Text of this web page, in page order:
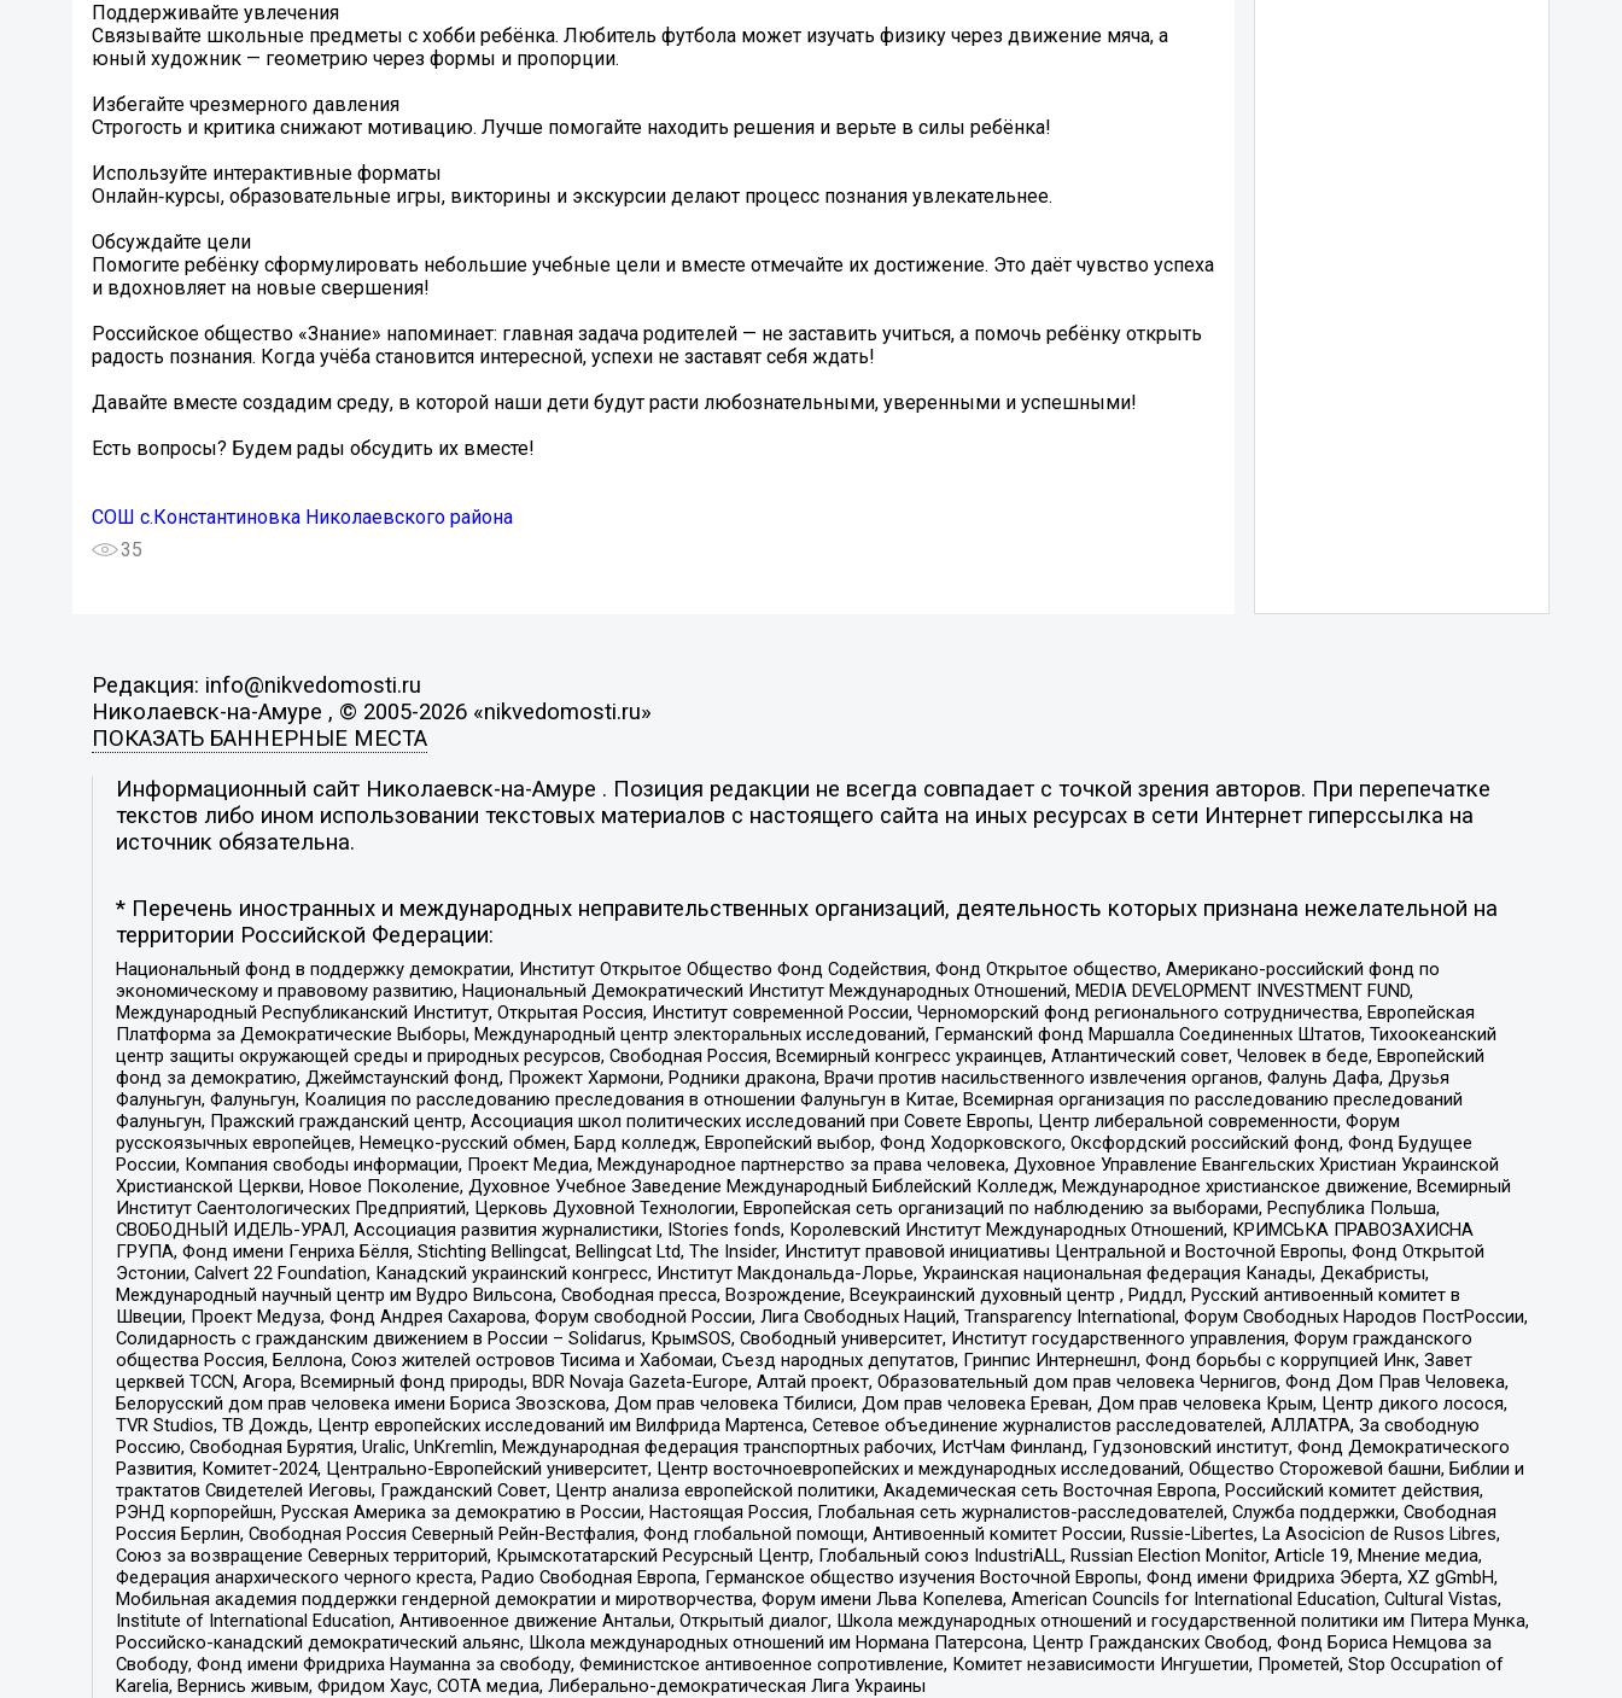
Поддерживайте увлечения
Связывайте школьные предметы с хобби ребёнка. Любитель футбола может изучать физику через движение мяча, а
юный художник — геометрию через формы и пропорции.
Избегайте чрезмерного давления
Строгость и критика снижают мотивацию. Лучше помогайте находить решения и верьте в силы ребёнка!
Используйте интерактивные форматы
Онлайн‑курсы, образовательные игры, викторины и экскурсии делают процесс познания увлекательнее.
Обсуждайте цели
Помогите ребёнку сформулировать небольшие учебные цели и вместе отмечайте их достижение. Это даёт чувство успеха
и вдохновляет на новые свершения!
Российское общество «Знание» напоминает: главная задача родителей — не заставить учиться, а помочь ребёнку открыть
радость познания. Когда учёба становится интересной, успехи не заставят себя ждать!
Давайте вместе создадим среду, в которой наши дети будут расти любознательными, уверенными и успешными!
Есть вопросы? Будем рады обсудить их вместе!
СОШ с.Константиновка Николаевского района
35
Редакция: info@nikvedomosti.ru
Николаевск-на-Амуре , © 2005-2026 «nikvedomosti.ru»
ПОКАЗАТЬ БАННЕРНЫЕ МЕСТА
Информационный сайт Николаевск-на-Амуре . Позиция редакции не всегда совпадает с точкой зрения авторов. При перепечатке
текстов либо ином использовании текстовых материалов с настоящего сайта на иных ресурсах в сети Интернет гиперссылка на
источник обязательна.
* Перечень иностранных и международных неправительственных организаций, деятельность которых признана нежелательной на
территории Российской Федерации:
Национальный фонд в поддержку демократии, Институт Открытое Общество Фонд Содействия, Фонд Открытое общество, Американо-российский фонд по
экономическому и правовому развитию, Национальный Демократический Институт Международных Отношений, MEDIA DEVELOPMENT INVESTMENT FUND,
Международный Республиканский Институт, Открытая Россия, Институт современной России, Черноморский фонд регионального сотрудничества, Европейская
Платформа за Демократические Выборы, Международный центр электоральных исследований, Германский фонд Маршалла Соединенных Штатов, Тихоокеанский
центр защиты окружающей среды и природных ресурсов, Свободная Россия, Всемирный конгресс украинцев, Атлантический совет, Человек в беде, Европейский
фонд за демократию, Джеймстаунский фонд, Прожект Хармони, Родники дракона, Врачи против насильственного извлечения органов, Фалунь Дафа, Друзья
Фалуньгун, Фалуньгун, Коалиция по расследованию преследования в отношении Фалуньгун в Китае, Всемирная организация по расследованию преследований
Фалуньгун, Пражский гражданский центр, Ассоциация школ политических исследований при Совете Европы, Центр либеральной современности, Форум
русскоязычных европейцев, Немецко-русский обмен, Бард колледж, Европейский выбор, Фонд Ходорковского, Оксфордский российский фонд, Фонд Будущее
России, Компания свободы информации, Проект Медиа, Международное партнерство за права человека, Духовное Управление Евангельских Христиан Украинской
Христианской Церкви, Новое Поколение, Духовное Учебное Заведение Международный Библейский Колледж, Международное христианское движение, Всемирный
Институт Саентологических Предприятий, Церковь Духовной Технологии, Европейская сеть организаций по наблюдению за выборами, Республика Польша,
СВОБОДНЫЙ ИДЕЛЬ-УРАЛ, Ассоциация развития журналистики, IStories fonds, Королевский Институт Международных Отношений, КРИМСЬКА ПРАВОЗАХИСНА
ГРУПА, Фонд имени Генриха Бёлля, Stichting Bellingcat, Bellingcat Ltd, The Insider, Институт правовой инициативы Центральной и Восточной Европы, Фонд Открытой
Эстонии, Calvert 22 Foundation, Канадский украинский конгресс, Институт Макдональда-Лорье, Украинская национальная федерация Канады, Декабристы,
Международный научный центр им Вудро Вильсона, Свободная пресса, Возрождение, Всеукраинский духовный центр , Риддл, Русский антивоенный комитет в
Швеции, Проект Медуза, Фонд Андрея Сахарова, Форум свободной России, Лига Свободных Наций, Transparеncy International, Форум Свободных Народов ПостРоссии,
Солидарность с гражданским движением в России – Solidarus, КрымSOS, Свободный университет, Институт государственного управления, Форум гражданского
общества Россия, Беллона, Союз жителей островов Тисима и Хабомаи, Съезд народных депутатов, Гринпис Интернешнл, Фонд борьбы с коррупцией Инк, Завет
церквей TCCN, Агора, Всемирный фонд природы, BDR Novaja Gazeta-Europe, Алтай проект, Образовательный дом прав человека Чернигов, Фонд Дом Прав Человека,
Белорусский дом прав человека имени Бориса Звозскова, Дом прав человека Тбилиси, Дом прав человека Ереван, Дом прав человека Крым, Центр дикого лосося,
TVR Studios, ТВ Дождь, Центр европейских исследований им Вилфрида Мартенса, Сетевое объединение журналистов расследователей, АЛЛАТРА, За свободную
Россию, Свободная Бурятия, Uralic, UnKremlin, Международная федерация транспортных рабочих, ИстЧам Финланд, Гудзоновский институт, Фонд Демократического
Развития, Комитет-2024, Центрально-Европейский университет, Центр восточноевропейских и международных исследований, Общество Сторожевой башни, Библии и
трактатов Свидетелей Иеговы, Гражданский Совет, Центр анализа европейской политики, Академическая сеть Восточная Европа, Российский комитет действия,
РЭНД корпорейшн, Русская Америка за демократию в России, Настоящая Россия, Глобальная сеть журналистов-расследователей, Служба поддержки, Свободная
Россия Берлин, Свободная Россия Северный Рейн-Вестфалия, Фонд глобальной помощи, Антивоенный комитет России, Russie-Libertes, La Asocicion de Rusos Libres,
Союз за возвращение Северных территорий, Крымскотатарский Ресурсный Центр, Глобальный союз IndustriALL, Russian Election Monitor, Article 19, Мнение медиа,
Федерация анархического черного креста, Радио Свободная Европа, Германское общество изучения Восточной Европы, Фонд имени Фридриха Эберта, XZ gGmbH,
Мобильная академия поддержки гендерной демократии и миротворчества, Форум имени Льва Копелева, American Councils for International Education, Cultural Vistas,
Institute of International Education, Антивоенное движение Антальи, Открытый диалог, Школа международных отношений и государственной политики им Питера Мунка,
Российско-канадский демократический альянс, Школа международных отношений им Нормана Патерсона, Центр Гражданских Свобод, Фонд Бориса Немцова за
Свободу, Фонд имени Фридриха Науманна за свободу, Феминистское антивоенное сопротивление, Комитет независимости Ингушетии, Прометей, Stop Occupation of
Karelia, Вернись живым, Фридом Хаус, СОТА медиа, Либерально-демократическая Лига Украины